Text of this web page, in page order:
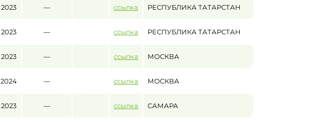
2023 — ссылка РЕСПУБЛИКА ТАТАРСТАН
2023 — ссылка РЕСПУБЛИКА ТАТАРСТАН
2023 — ссылка МОСКВА
2024 — ссылка МОСКВА
2023 — ссылка САМАРА